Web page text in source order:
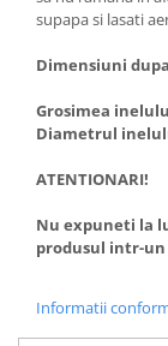
supapa si lasati
Dimensiuni
Grosimea
Diametrul
ATENTIONARI!
Nu expuneti la
produsul intr-un
Informatii